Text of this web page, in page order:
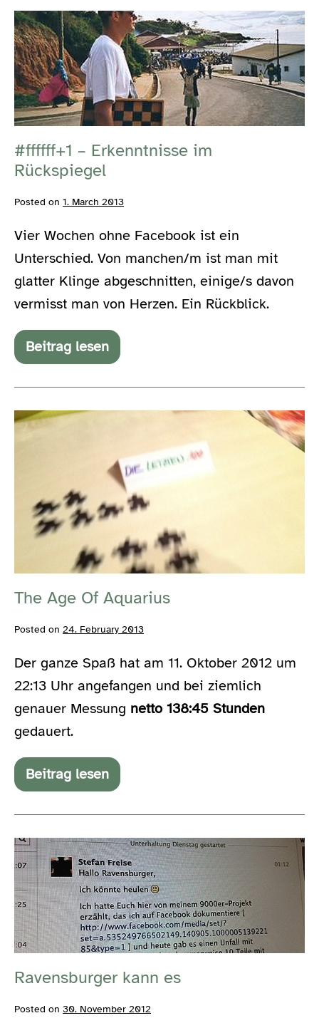
Puzzle
#ffffff+1
–
Erkenntnisse
im
Rückspiegel
#ffffff+1 – Erkenntnisse im
Rückspiegel
Posted on 1. March 2013
Vier Wochen ohne Facebook ist ein
Unterschied. Von manchen/m ist man mit
glatter Klinge abgeschnitten, einige/s davon
vermisst man von Herzen. Ein Rückblick.
Beitrag lesen
#ffffff+1
–
Rückspiegel
The
Aquarius
The Age Of Aquarius
Posted on 24. February 2013
Der ganze Spaß hat am 11. Oktober 2012 um
22:13 Uhr angefangen und bei ziemlich
genauer Messung netto 138:45 Stunden
gedauert.
Beitrag lesen
The
Age
Ravensburger
kann
es
Ravensburger kann es
Posted on 30. November 2012